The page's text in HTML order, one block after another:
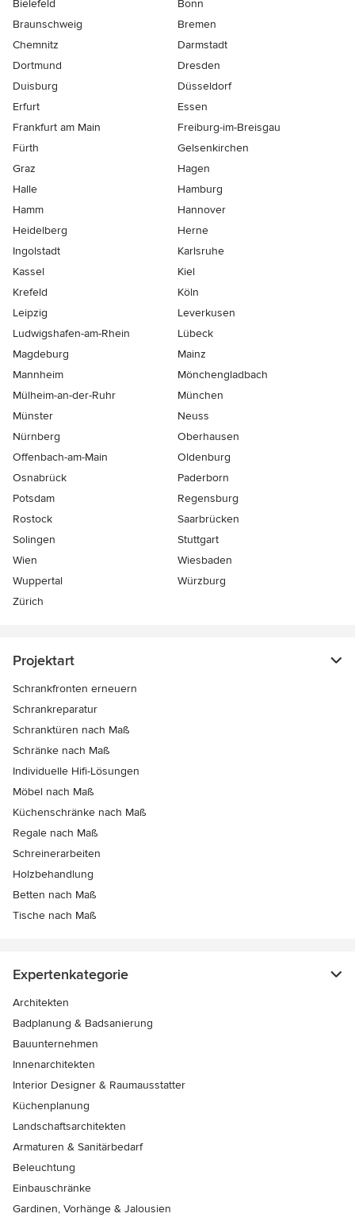
Bielefeld
Bonn
Braunschweig
Bremen
Chemnitz
Darmstadt
Dortmund
Dresden
Duisburg
Düsseldorf
Erfurt
Essen
Frankfurt am Main
Freiburg-im-Breisgau
Fürth
Gelsenkirchen
Graz
Hagen
Halle
Hamburg
Hamm
Hannover
Heidelberg
Herne
Ingolstadt
Karlsruhe
Kassel
Kiel
Krefeld
Köln
Leipzig
Leverkusen
Ludwigshafen-am-Rhein
Lübeck
Magdeburg
Mainz
Mannheim
Mönchen­gladbach
Mülheim-an-der-Ruhr
München
Münster
Neuss
Nürnberg
Oberhausen
Offenbach-am-Main
Oldenburg
Osnabrück
Paderborn
Potsdam
Regensburg
Rostock
Saarbrücken
Solingen
Stuttgart
Wien
Wiesbaden
Wuppertal
Würzburg
Zürich
Projektart
Schrankfronten erneuern
Schrankreparatur
Schranktüren nach Maß
Schränke nach Maß
Individuelle Hifi-Lösungen
Möbel nach Maß
Küchenschränke nach Maß
Regale nach Maß
Schreinerarbeiten
Holzbehandlung
Betten nach Maß
Tische nach Maß
Expertenkategorie
Architekten
Badplanung & Badsanierung
Bauunternehmen
Innenarchitekten
Interior Designer & Raumausstatter
Küchenplanung
Landschaftsarchitekten
Armaturen & Sanitärbedarf
Beleuchtung
Einbauschränke
Gardinen, Vorhänge & Jalousien